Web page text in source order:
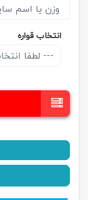
انتخاب قواره
--- لطفا